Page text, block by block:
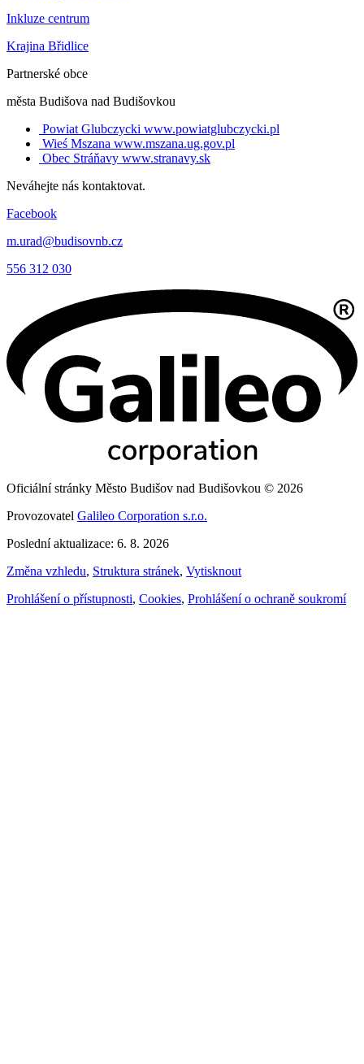
Inkluze centrum
Krajina Břidlice
Partnerské obce
města Budišova nad Budišovkou
Powiat Glubczycki www.powiatglubczycki.pl
Wieś Mszana www.mszana.ug.gov.pl
Obec Stráňavy www.stranavy.sk
Neváhejte nás kontaktovat.
Facebook
m.urad@budisovnb.cz
556 312 030
Oficiální stránky Město Budišov nad Budišovkou © 2026
Provozovatel Galileo Corporation s.r.o.
Poslední aktualizace: 6. 8. 2026
Změna vzhledu, Struktura stránek, Vytisknout
Prohlášení o přístupnosti, Cookies, Prohlášení o ochraně soukromí